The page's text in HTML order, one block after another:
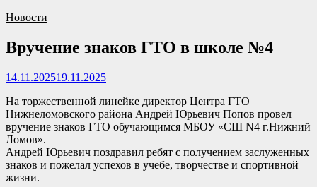
Новости
Вручение знаков ГТО в школе №4
14.11.202519.11.2025
На торжественной линейке директор Центра ГТО
Нижнеломовского района Андрей Юрьевич Попов провел
вручение знаков ГТО обучающимся МБОУ «СШ N4 г.Нижний
Ломов».
Андрей Юрьевич поздравил ребят с получением заслуженных
знаков и пожелал успехов в учебе, творчестве и спортивной
жизни.